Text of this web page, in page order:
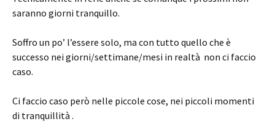
saranno giorni tranquillo.
Soffro un po’ l’essere solo, ma con tutto quello che è
successo nei giorni/settimane/mesi in realtà non ci faccio
caso.
Ci faccio caso però nelle piccole cose, nei piccoli momenti
di tranquillità .